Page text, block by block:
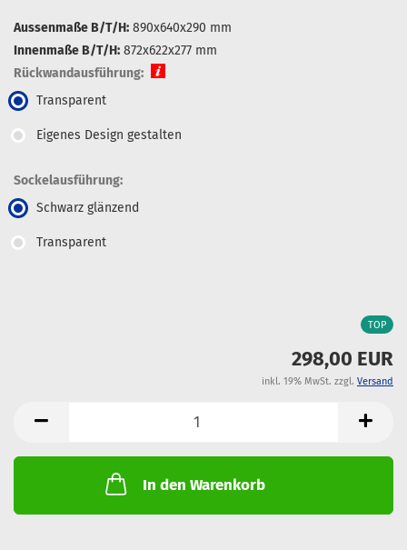
Aussenmaße B/T/H: 890x640x290 mm
Innenmaße B/T/H: 872x622x277 mm
Rückwandausführung:
Transparent
Eigenes Design gestalten
Sockelausführung:
Schwarz glänzend
Transparent
TOP
298,00 EUR
inkl. 19% MwSt. zzgl. Versand
In den Warenkorb